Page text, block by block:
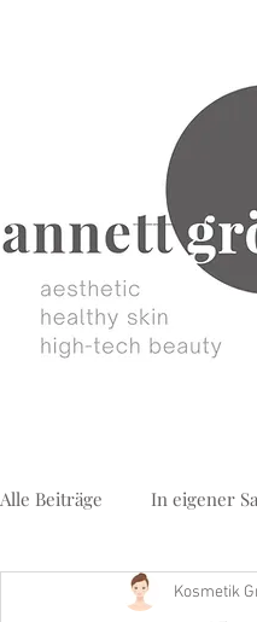
Alle Beiträge In eigener
Buch Tipp Kosmetik